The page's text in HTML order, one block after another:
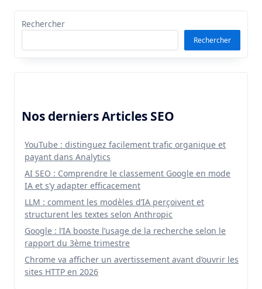
Rechercher
Rechercher
Nos derniers Articles SEO
YouTube : distinguez facilement trafic organique et
payant dans Analytics
AI SEO : Comprendre le classement Google en mode
IA et s’y adapter efficacement
LLM : comment les modèles d’IA perçoivent et
structurent les textes selon Anthropic
Google : l’IA booste l’usage de la recherche selon le
rapport du 3ème trimestre
Chrome va afficher un avertissement avant d’ouvrir les
sites HTTP en 2026